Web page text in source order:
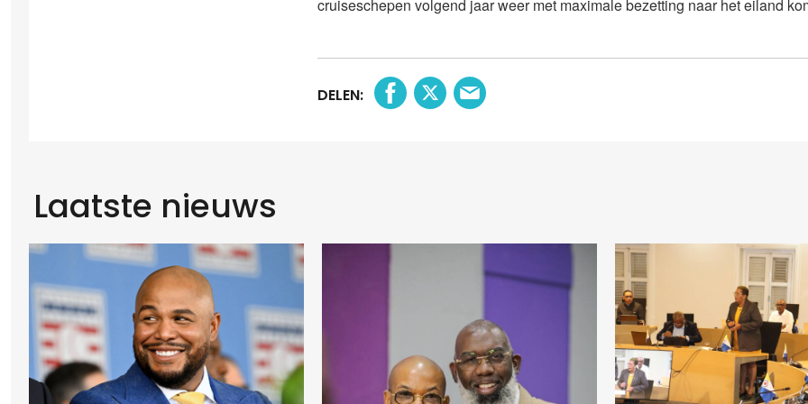
cruiseschepen volgend jaar weer met maximale bezetting naar het eiland
DELEN:
Laatste nieuws